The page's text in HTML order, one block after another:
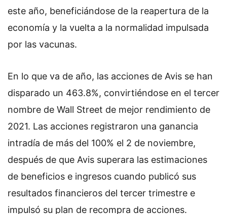
este año, beneficiándose de la reapertura de la
economía y la vuelta a la normalidad impulsada
por las vacunas.
En lo que va de año, las acciones de Avis se han
disparado un 463.8%, convirtiéndose en el tercer
nombre de Wall Street de mejor rendimiento de
2021. Las acciones registraron una ganancia
intradía de más del 100% el 2 de noviembre,
después de que Avis superara las estimaciones
de beneficios e ingresos cuando publicó sus
resultados financieros del tercer trimestre e
impulsó su plan de recompra de acciones.